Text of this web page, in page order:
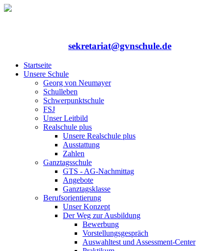
sekretariat@gvnschule.de
Startseite
Unsere Schule
Georg von Neumayer
Schulleben
Schwerpunktschule
FSJ
Unser Leitbild
Realschule plus
Unsere Realschule plus
Ausstattung
Zahlen
Ganztagsschule
GTS - AG-Nachmittag
Angebote
Ganztagsklasse
Berufsorientierung
Unser Konzept
Der Weg zur Ausbildung
Bewerbung
Vorstellungsgespräch
Auswahltest und Assessment-Center